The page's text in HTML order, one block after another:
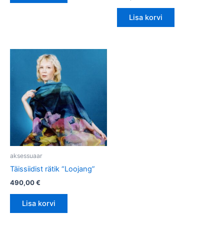
Lisa korvi
aksessuaar
Täissiidist rätik “Loojang”
490,00€
Lisa korvi